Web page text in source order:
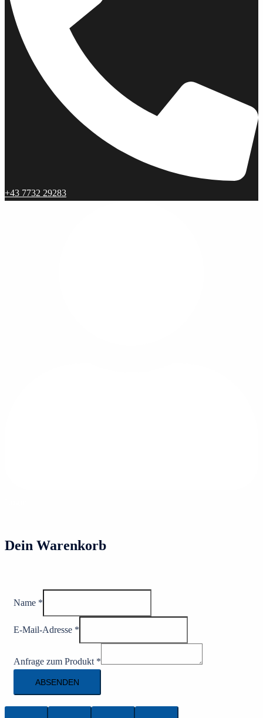
+43 7732 29283
Dein Warenkorb
Name *
E-Mail-Adresse *
Anfrage zum Produkt *
ABSENDEN